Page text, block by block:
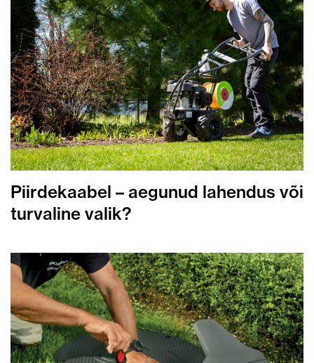
Piirdekaabel – aegunud lahendus või
turvaline valik?